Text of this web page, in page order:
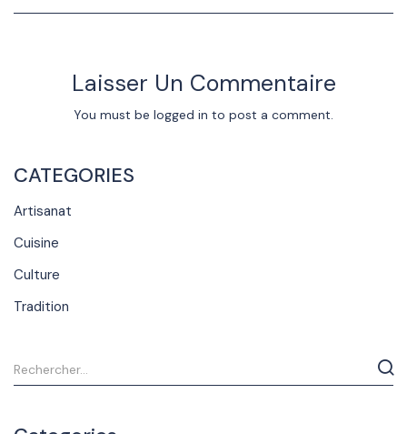
CATEGORIES
Artisanat
Cuisine
Culture
Tradition
Laisser Un Commentaire
You must be logged in to post a comment.